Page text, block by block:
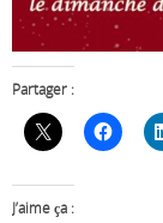
Partager :
J’aime ça :